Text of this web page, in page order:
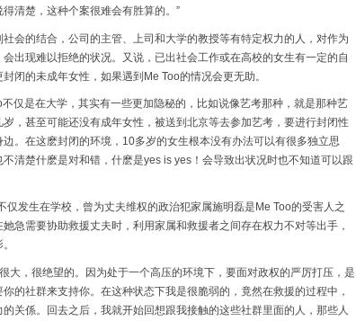
清楚，这种个案很难会有胜算的。”
会的结合，公司的主管、上司和大学的教授等有特定权力的人，对作为
出现难以拒绝的状况。又说，已出社会工作或在高校的女生有一定的自
闭的未成年女性，如果遇到Me Too的情况会更无助。
仅是在大学，其实有一些更加隐秘的，比如说像艺考那种，就是那种艺
，甚至可能还没有成年女性，被送到北京等去参加艺考，要进行封闭性
。在这麽封闭的环境，10多岁的女生根本没有办法可以有很多独立思
清楚什麽是对和错，什麽是yes is yes！会导致出状况时也不知道可以跟
仅发生在学校，曾为丈夫维权的政治犯家属施明磊是Me Too的受害人之
急需要协助救援丈夫时，利用家属和救援者之间存在权力不对等出手，
大，很绝望的。因为处于一个高压的环境下，要面对政权的严厉打压，是
的社群来支持你。在这种状态下我是很脆弱的，竟然在救援的过程中，
关係。回去之后，我就开始回想跟我接触的这些社群里面的人，那些人